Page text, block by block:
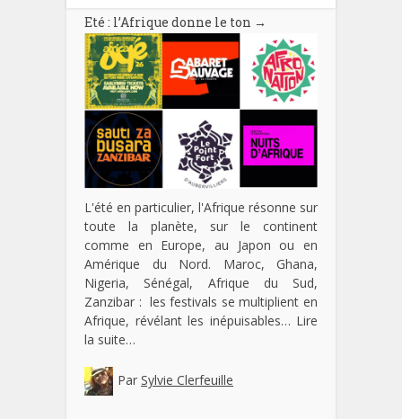
Eté : l’Afrique donne le ton →
L'été en particulier, l'Afrique résonne sur
toute la planète, sur le continent
comme en Europe, au Japon ou en
Amérique du Nord. Maroc, Ghana,
Nigeria, Sénégal, Afrique du Sud,
Zanzibar : les festivals se multiplient en
Afrique, révélant les inépuisables… Lire
la suite…
Par Sylvie Clerfeuille